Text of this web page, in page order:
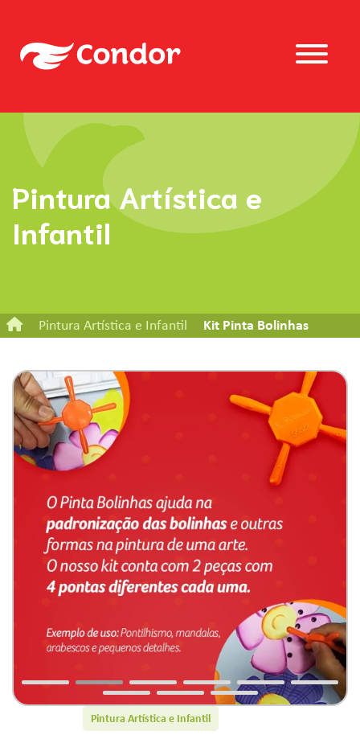
Pintura Artística e
Infantil
Pintura Artística e Infantil Kit Pinta Bolinhas
Pintura Artística e Infantil